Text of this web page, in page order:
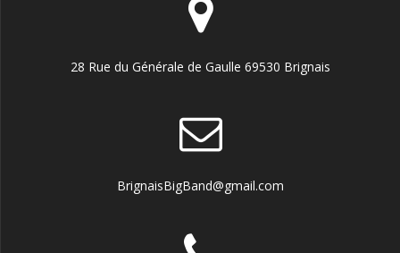
28 Rue du Générale de Gaulle 69530 Brignais
BrignaisBigBand@gmail.com